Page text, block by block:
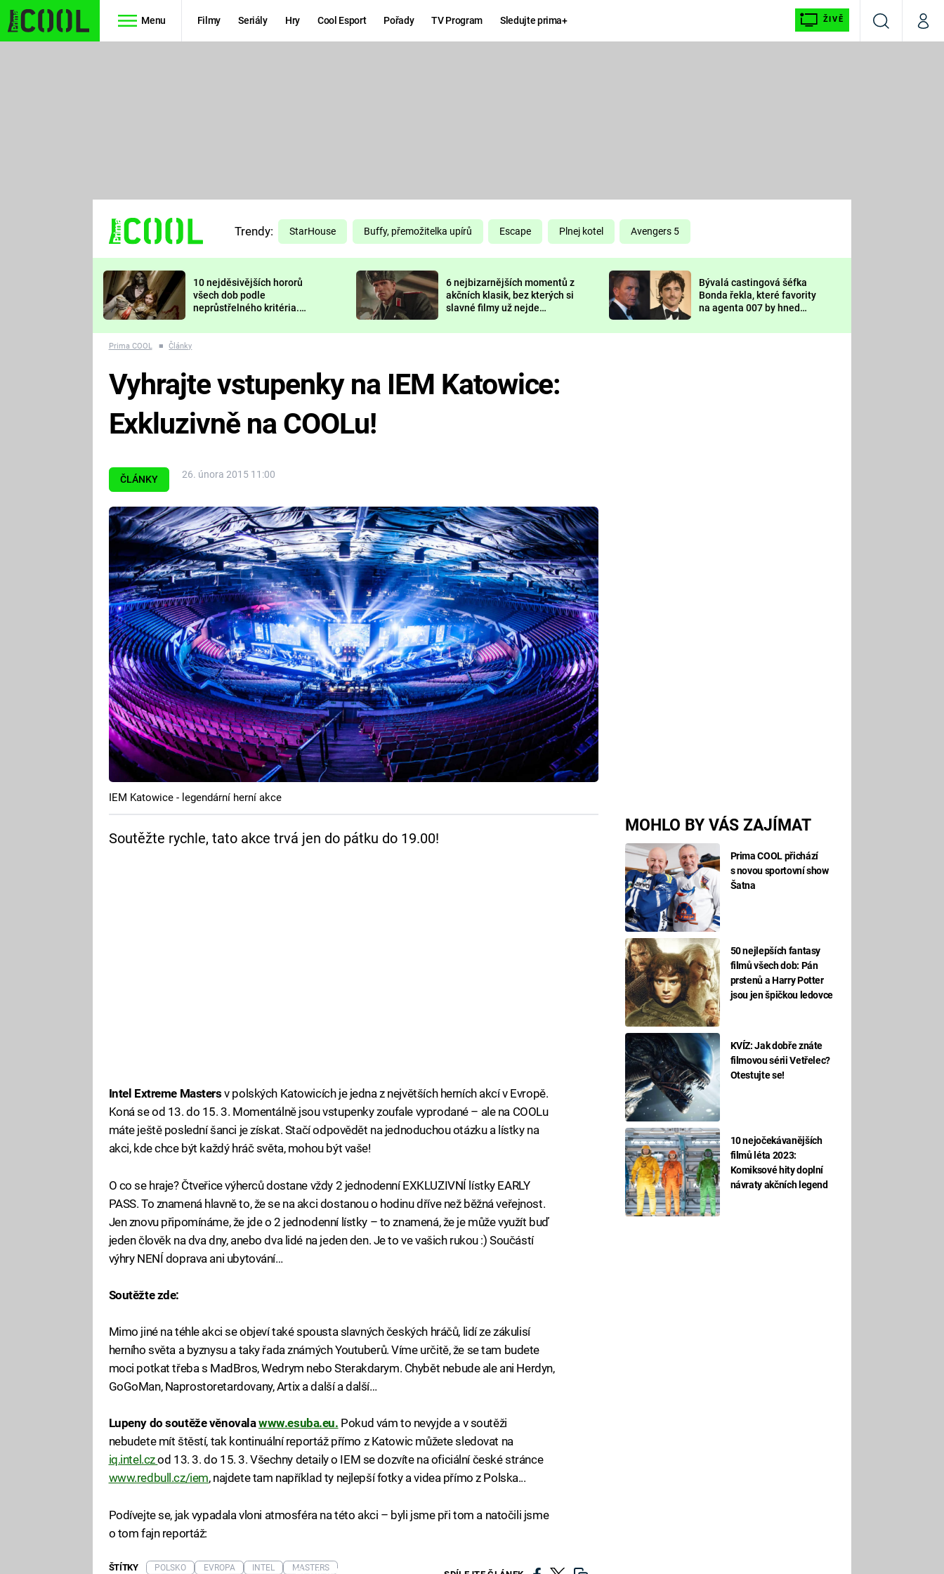
Menu Filmy Seriály Hry Cool Esport Pořady TV Program Sledujte prima+ ŽIVĚ
VyhledáváníMůj
TŘESKU
FUTURAMA
PREDÁTOR
DELIVERANCE
KOMEDIE
CHUCK
NORRIS
DEADPOOL
Prima LAJK
Sledujte nás
Trendy: StarHouse Buffy, přemožitelka upírů Escape Plnej kotel Avengers 5
10 nejděsivějších hororů
všech dob podle
neprůstřelného kritéria.
nejvíc zvednou tep?
6 nejbizarnějších momentů z
akčních klasik, bez kterých si
slavné filmy už nejde
Bývalá castingová šéfka
Bonda řekla, které favority
na agenta 007 by hned
Prima COOL ■ Články
ČLÁNKY 26. února 2015 11:00
MOHLO BY VÁS ZAJÍMAT
Prima COOL přichází
s novou sportovní show
Šatna
50 nejlepších fantasy
filmů všech dob: Pán
prstenů a Harry Potter
jsou jen špičkou ledovce
KVÍZ: Jak dobře znáte
filmovou sérii Vetřelec?
Otestujte se!
10 nejočekávanějších
filmů léta 2023:
Komiksové hity doplní
návraty akčních legend
Vyhrajte vstupenky na IEM Katowice:
Exkluzivně na COOLu!
IEM Katowice - legendární herní akce
Soutěžte rychle, tato akce trvá jen do pátku do 19.00!
Intel Extreme Masters v polských Katowicích je jedna z největších herních akcí v Evropě.
Koná se od 13. do 15. 3. Momentálně jsou vstupenky zoufale vyprodané – ale na COOLu
máte ještě poslední šanci je získat. Stačí odpovědět na jednoduchou otázku a lístky na
akci, kde chce být každý hráč světa, mohou být vaše!
O co se hraje? Čtveřice výherců dostane vždy 2 jednodenní EXKLUZIVNÍ lístky EARLY
PASS. To znamená hlavně to, že se na akci dostanou o hodinu dříve než běžná veřejnost.
Jen znovu připomínáme, že jde o 2 jednodenní lístky – to znamená, že je může využít buď
jeden člověk na dva dny, anebo dva lidé na jeden den. Je to ve vašich rukou :) Součástí
výhry NENÍ doprava ani ubytování…
Soutěžte zde:
Mimo jiné na téhle akci se objeví také spousta slavných českých hráčů, lidí ze zákulisí
herního světa a byznysu a taky řada známých Youtuberů. Víme určitě, že se tam budete
moci potkat třeba s MadBros, Wedrym nebo Sterakdarym. Chybět nebude ale ani Herdyn,
GoGoMan, Naprostoretardovany, Artix a další a další…
Lupeny do soutěže věnovalawww.esuba.eu. Pokud vám to nevyjde a v soutěži
nebudete mít štěstí, tak kontinuální reportáž přímo z Katowic můžete sledovat na
iq.intel.czod 13. 3. do 15. 3. Všechny detaily o IEM se dozvíte na oficiální české stránce
www.redbull.cz/iem, najdete tam například ty nejlepší fotky a videa přímo z Polska...
Podívejte se, jak vypadala vloni atmosféra na této akci – byli jsme při tom a natočili jsme
o tom fajn reportáž:
ŠTÍTKY POLSKO EVROPA INTEL
MASTERS